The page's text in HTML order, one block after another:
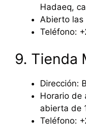
Hadaeq,
Abierto las
Teléfono:
9. Tienda
Dirección:
Horario de
abierta de
Teléfono: